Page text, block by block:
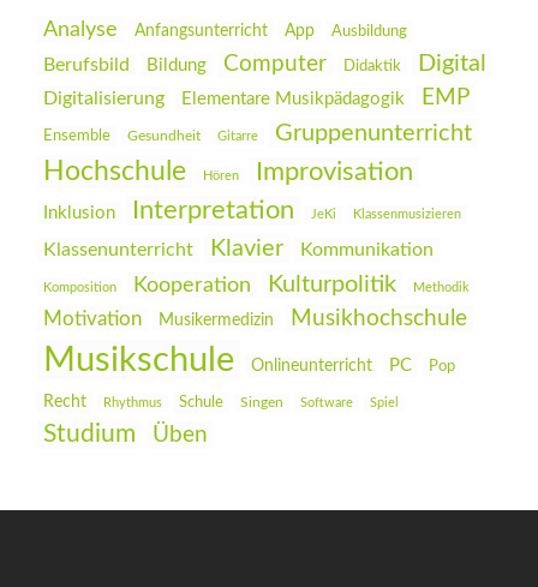
Analyse Anfangsunterricht App Ausbildung
Berufsbild Bildung Computer Didaktik Digital
Digitalisierung Elementare Musikpädagogik EMP
Ensemble Gesundheit Gitarre Gruppenunterricht
Hochschule Hören Improvisation
Inklusion Interpretation JeKi Klassenmusizieren
Klassenunterricht Klavier Kommunikation
Komposition Kooperation Kulturpolitik Methodik
Motivation Musikermedizin Musikhochschule
Musikschule Onlineunterricht PC Pop
Recht Rhythmus Schule Singen Software Spiel
Studium Üben